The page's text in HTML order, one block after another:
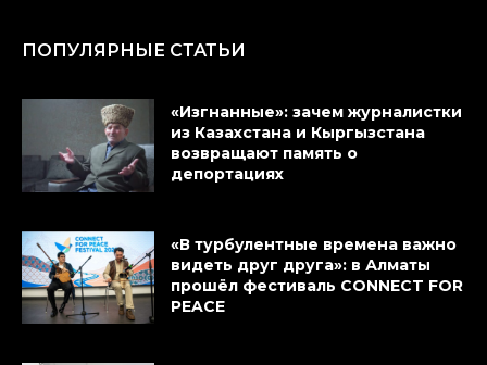
ПОПУЛЯРНЫЕ СТАТЬИ
«Изгнанные»: зачем журналистки
из Казахстана и Кыргызстана
возвращают память о
депортациях
«В турбулентные времена важно
видеть друг друга»: в Алматы
прошёл фестиваль CONNECT FOR
PEACE